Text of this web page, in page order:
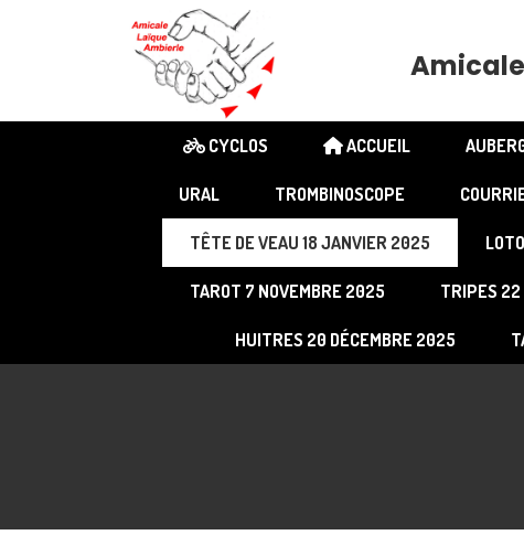
CYCLOS ACCUEIL
URAL TROMBINOSCOPE
TÊTE DE VEAU 18 JANVIER 2025
TAROT 7 NOVEMBRE 2025 TRIPES 22
HUITRES 20 DÉCEMBRE 2025